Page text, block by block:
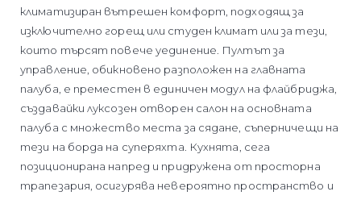
климатизиран вътрешен комфорт, подходящ за
изключително горещ или студен климат или за тези,
които търсят повече уединение. Пултът за
управление, обикновено разположен на главната
палуба, е преместен в единичен модул на флайбриджа,
създавайки луксозен отворен салон на основната
палуба с множество места за сядане, съперничещи на
тези на борда на суперяхта. Кухнята, сега
позиционирана напред и придружена от просторна
трапезария, осигурява невероятно пространство и